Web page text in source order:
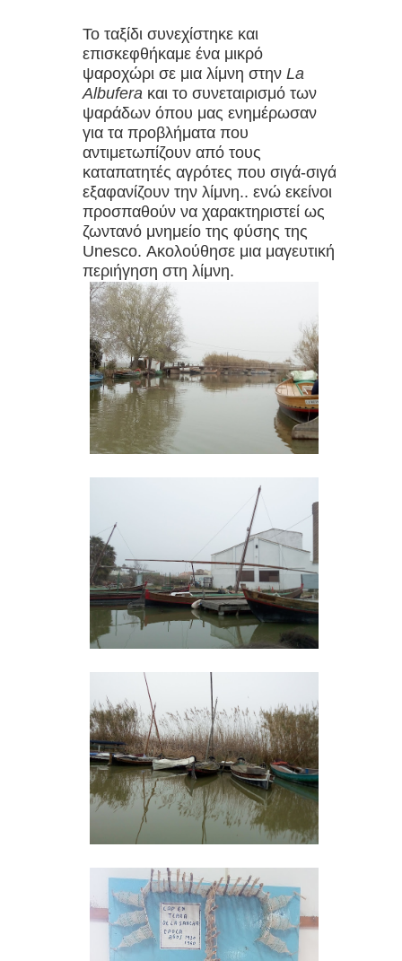
Το ταξίδι συνεχίστηκε και
επισκεφθήκαμε ένα μικρό
ψαροχώρι σε μια λίμνη στην La
Albufera και το συνεταιρισμό των
ψαράδων όπου μας ενημέρωσαν
για τα προβλήματα που
αντιμετωπίζουν από τους
καταπατητές αγρότες που σιγά-σιγά
εξαφανίζουν την λίμνη.. ενώ εκείνοι
προσπαθούν να χαρακτηριστεί ως
ζωντανό μνημείο της φύσης της
Unesco. Ακολούθησε μια μαγευτική
περιήγηση στη λίμνη.